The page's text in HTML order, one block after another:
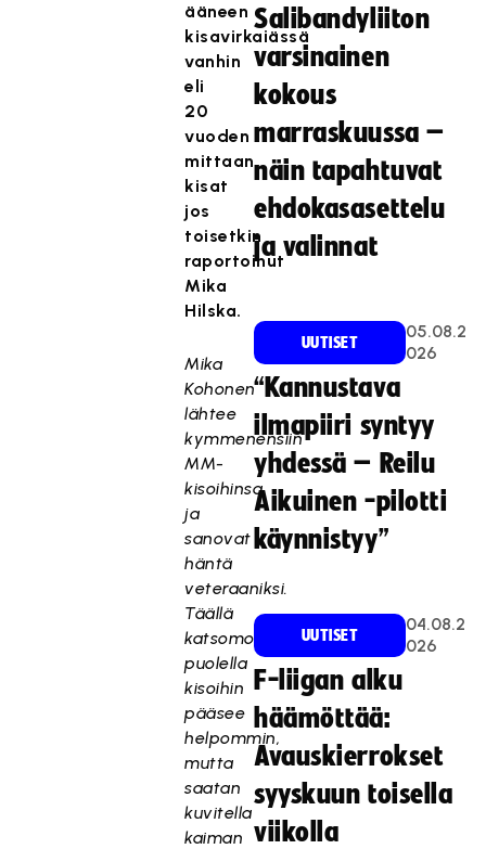
ääneen
kisavirkaiässä
vanhin
eli
20
vuoden
mittaan
kisat
jos
toisetkin
raportoinut
Mika
Hilska.
Mika
Kohonen
lähtee
kymmenensiin
MM-
kisoihinsa,
ja
sanovat
häntä
veteraaniksi.
Täällä
katsomon
puolella
kisoihin
pääsee
helpommin,
mutta
saatan
kuvitella
kaiman
Salibandyliiton
varsinainen
kokous
marraskuussa –
näin tapahtuvat
ehdokasasettelu
ja valinnat
UUTISET
05.08.2
026
“Kannustava
ilmapiiri syntyy
yhdessä – Reilu
Aikuinen -pilotti
käynnistyy”
UUTISET
04.08.2
026
F-liigan alku
häämöttää:
Avauskierrokset
syyskuun toisella
viikolla